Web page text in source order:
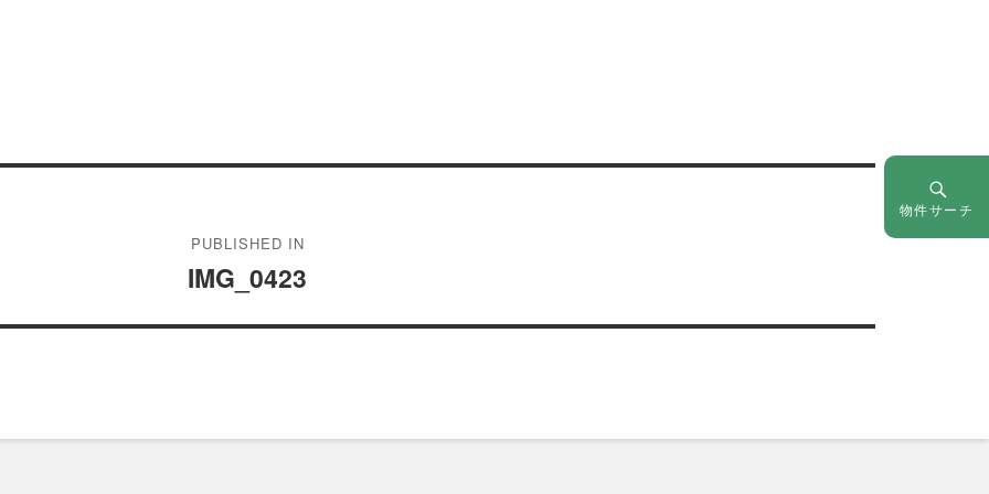
PUBLISHED IN
IMG_0423
物件サーチ